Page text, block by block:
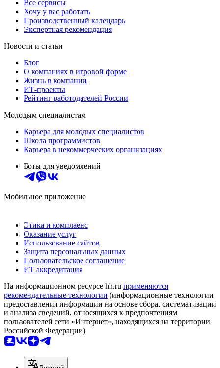
Все сервисы
Хочу у вас работать
Производственный календарь
Экспертная рекомендация
Новости и статьи
Блог
О компаниях в игровой форме
Жизнь в компании
ИТ-проекты
Рейтинг работодателей России
Молодым специалистам
Карьера для молодых специалистов
Школа программистов
Карьера в некоммерческих организациях
Боты для уведомлений
Мобильное приложение
Этика и комплаенс
Оказание услуг
Использование сайтов
Защита персональных данных
Пользовательское соглашение
ИТ аккредитация
На информационном ресурсе hh.ru применяются
рекомендательные технологии (информационные технологии
предоставления информации на основе сбора, систематизации
и анализа сведений, относящихся к предпочтениям
пользователей сети «Интернет», находящихся на территории
Российской Федерации)